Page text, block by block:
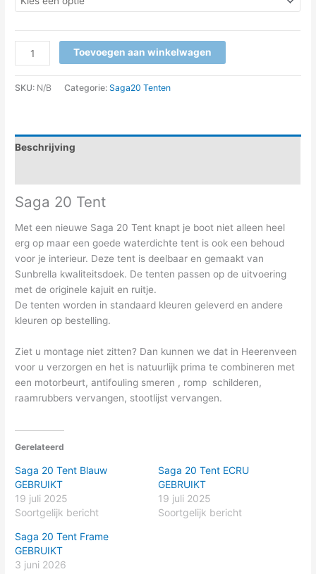
Toevoegen aan winkelwagen
SKU: N/B Categorie:Saga20 Tenten
Beschrijving
Saga 20 Tent
Met een nieuwe Saga 20 Tent knapt je boot niet alleen heel
erg op maar een goede waterdichte tent is ook een behoud
voor je interieur. Deze tent is deelbaar en gemaakt van
Sunbrella kwaliteitsdoek. De tenten passen op de uitvoering
met de originele kajuit en ruitje.
De tenten worden in standaard kleuren geleverd en andere
kleuren op bestelling.
Ziet u montage niet zitten? Dan kunnen we dat in Heerenveen
voor u verzorgen en het is natuurlijk prima te combineren met
een motorbeurt, antifouling smeren , romp schilderen,
raamrubbers vervangen, stootlijst vervangen.
Gerelateerd
Saga 20 Tent Blauw
GEBRUIKT
19 juli 2025
Soortgelijk bericht
Saga 20 Tent ECRU
GEBRUIKT
19 juli 2025
Soortgelijk bericht
Saga 20 Tent Frame
GEBRUIKT
3 juni 2026